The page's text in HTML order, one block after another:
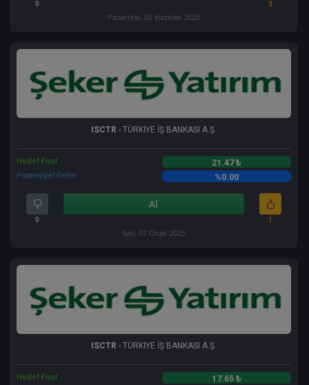
0 3
Pazartesi, 02 Haziran 2025
ISCTR - TÜRKİYE İŞ BANKASI A.Ş.
Hedef Fiyat 21.47 ₺
Potansiyel Getiri %0.00
0
Al
1
Salı, 07 Ocak 2025
ISCTR - TÜRKİYE İŞ BANKASI A.Ş.
Hedef Fiyat 17.65 ₺